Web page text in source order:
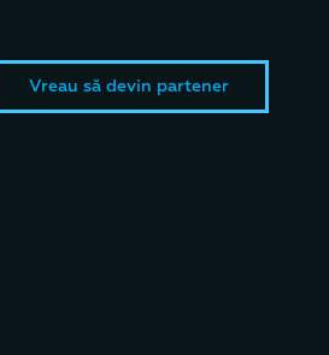
Vreau să devin partener